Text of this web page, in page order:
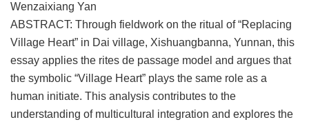
Wenzaixiang Yan
ABSTRACT: Through fieldwork on the ritual of “Replacing
Village Heart” in Dai village, Xishuangbanna, Yunnan, this
essay applies the rites de passage model and argues that
the symbolic “Village Heart” plays the same role as a
human initiate. This analysis contributes to the
understanding of multicultural integration and explores the